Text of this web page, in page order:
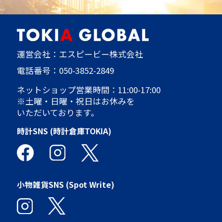
運営会社：エスピービー株式会社
電話番号： 050-3852-2849
ネットショップ営業時間：11:00-17:00
※土曜・日曜・祝日はお休みを
いただいております。
時計SNS (時計倉庫TOKIA)
小物雑貨SNS (Spot Write)